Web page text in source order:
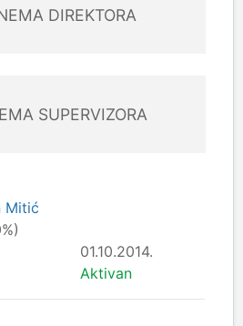
DIREKTORA
SUPERVIZORA
Mitić
01.10.2014.
Aktivan